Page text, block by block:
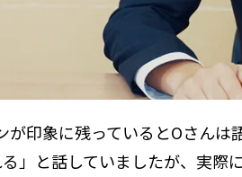
印象に残っているとOさんは
」と話していましたが、実